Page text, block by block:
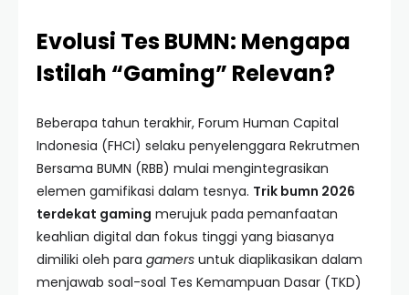
Evolusi Tes BUMN: Mengapa
Istilah “Gaming” Relevan?
Beberapa tahun terakhir, Forum Human Capital
Indonesia (FHCI) selaku penyelenggara Rekrutmen
Bersama BUMN (RBB) mulai mengintegrasikan
elemen gamifikasi dalam tesnya. Trik bumn 2026
terdekat gaming merujuk pada pemanfaatan
keahlian digital dan fokus tinggi yang biasanya
dimiliki oleh para gamers untuk diaplikasikan dalam
menjawab soal-soal Tes Kemampuan Dasar (TKD)